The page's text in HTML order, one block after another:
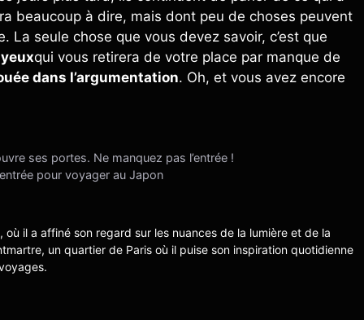
beaucoup à dire, mais dont peu de choses peuvent
seule chose que vous devez savoir, c’est que
qui vous retirera de votre place par manque de
dans l’argumentation. Oh, et vous avez encore
ses portes. Ne manquez pas l’entrée !
pour voyager au Japon
il a affiné son regard sur les nuances de la lumière et de la
un quartier de Paris où il puise son inspiration quotidienne